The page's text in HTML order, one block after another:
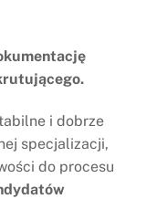
i dobrze
specjalizacji,
do procesu